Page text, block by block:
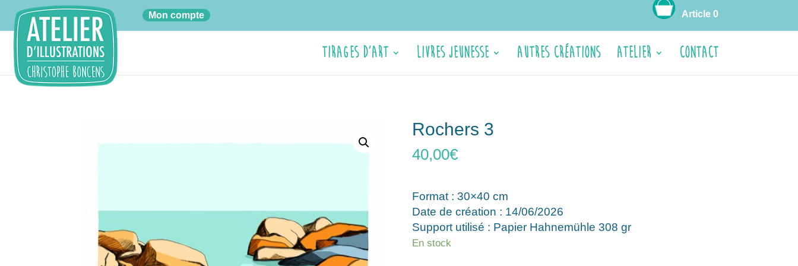
01 Mon compte Article 0
Tirages d’Art Livres jeunesse Autres créations ATELIER CONTACT
Rochers 3
40,00€
Format : 30×40 cm
Date de création : 14/06/2026
Support utilisé : Papier Hahnemühle 308 gr
En stock